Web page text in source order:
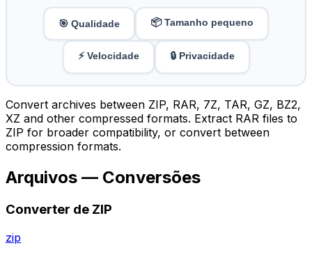
🎯 Qualidade 📦 Tamanho pequeno
⚡ Velocidade 🔒 Privacidade
Convert archives between ZIP, RAR, 7Z, TAR, GZ, BZ2,
XZ and other compressed formats. Extract RAR files to
ZIP for broader compatibility, or convert between
compression formats.
Arquivos — Conversões
Converter de ZIP
zip